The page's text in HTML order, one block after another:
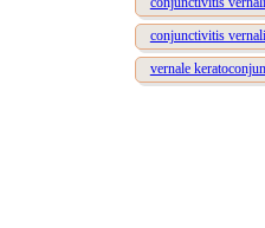
conjunctivitis
vernale